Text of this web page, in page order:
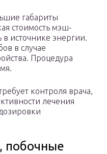
габариты
стоимость мэш-
в источнике энергии.
в случае
Процедура
контроля врача,
лечения
побочные